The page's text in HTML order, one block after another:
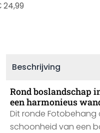
24,99
Beschrijving
Rond boslandschap
een harmonieus
Dit ronde
schoonheid van een